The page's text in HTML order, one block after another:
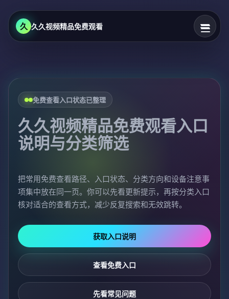
久 久久视频精品免费观看
免费查看入口状态已整理
久久视频精品免费观看入口
说明与分类筛选
把常用免费查看路径、入口状态、分类方向和设备注意事
项集中放在同一页。你可以先看更新提示，再按分类入口
核对适合的查看方式，减少反复搜索和无效跳转。
获取入口说明
查看免费入口
先看常见问题